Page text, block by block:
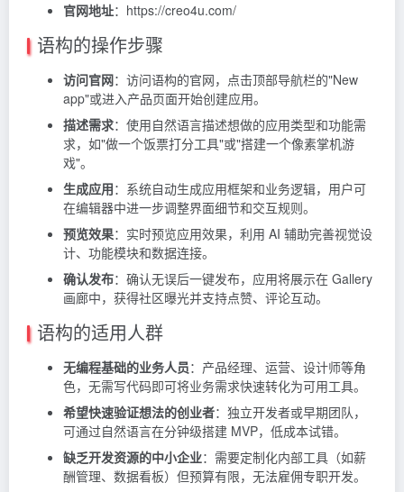
官网地址：https://creo4u.com/
语构的操作步骤
访问官网：访问语构的官网，点击顶部导航栏的"New
app"或进入产品页面开始创建应用。
描述需求：使用自然语言描述想做的应用类型和功能需
求，如"做一个饭票打分工具"或"搭建一个像素掌机游
戏"。
生成应用：系统自动生成应用框架和业务逻辑，用户可
在编辑器中进一步调整界面细节和交互规则。
预览效果：实时预览应用效果，利用 AI 辅助完善视觉设
计、功能模块和数据连接。
确认发布：确认无误后一键发布，应用将展示在 Gallery
画廊中，获得社区曝光并支持点赞、评论互动。
语构的适用人群
无编程基础的业务人员：产品经理、运营、设计师等角
色，无需写代码即可将业务需求快速转化为可用工具。
希望快速验证想法的创业者：独立开发者或早期团队，
可通过自然语言在分钟级搭建 MVP，低成本试错。
缺乏开发资源的中小企业：需要定制化内部工具（如薪
酬管理、数据看板）但预算有限，无法雇佣专职开发。